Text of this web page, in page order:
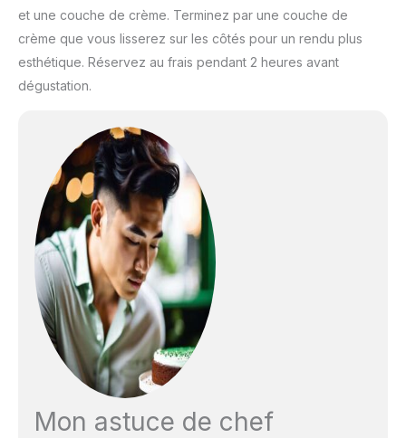
et une couche de crème. Terminez par une couche de
crème que vous lisserez sur les côtés pour un rendu plus
esthétique. Réservez au frais pendant 2 heures avant
dégustation.
Mon astuce de chef